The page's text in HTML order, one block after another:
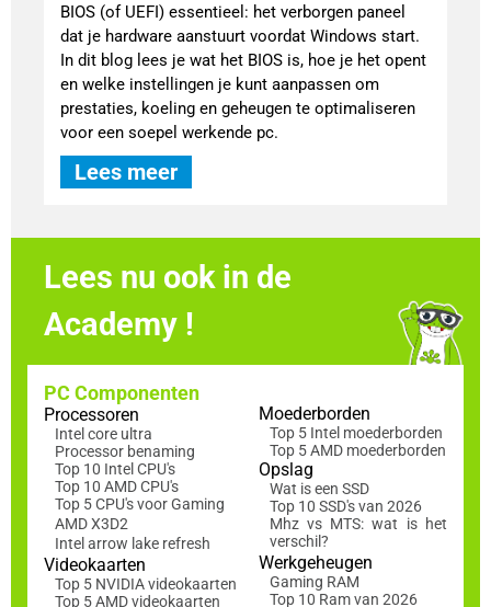
BIOS (of UEFI) essentieel: het verborgen paneel
dat je hardware aanstuurt voordat Windows start.
In dit blog lees je wat het BIOS is, hoe je het opent
en welke instellingen je kunt aanpassen om
prestaties, koeling en geheugen te optimaliseren
voor een soepel werkende pc.
Lees meer
Lees nu ook in de
Academy !
PC Componenten
Processoren
Intel core ultra
Processor benaming
Top 10 Intel CPU's
Top 10 AMD CPU's
Top 5 CPU's voor Gaming
AMD X3D2
Intel arrow lake refresh
Videokaarten
Top 5 NVIDIA videokaarten
Top 5 AMD videokaarten
Moederborden
Top 5 Intel moederborden
Top 5 AMD moederborden
Opslag
Wat is een SSD
Top 10 SSD's van 2026
Mhz vs MTS: wat is het
verschil?
Werkgeheugen
Gaming RAM
Top 10 Ram van 2026